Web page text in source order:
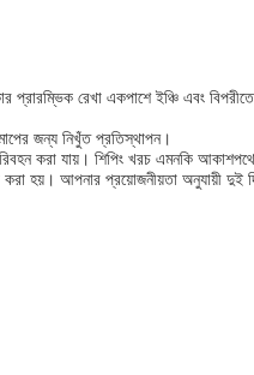
রেখা একপাশে ইঞ্চি এবং বিপরীতে
জন্য নিখুঁত প্রতিস্থাপন।
করা যায়। শিপিং খরচ এমনকি
করা হয়। আপনার প্রয়োজনীয়তা অনুযায়ী